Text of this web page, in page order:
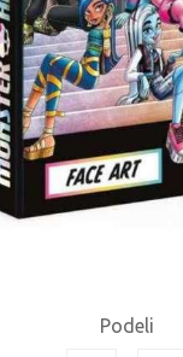
Podeli